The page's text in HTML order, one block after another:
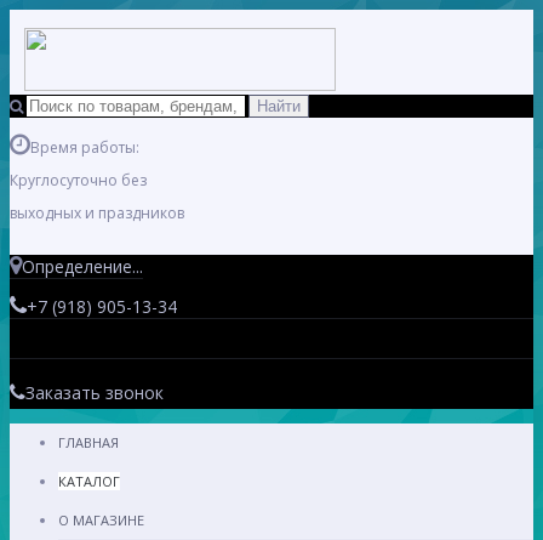
Время работы:
Круглосуточно без
выходных и праздников
Определение...
+7 (918) 905-13-34
Заказать звонок
ГЛАВНАЯ
КАТАЛОГ
О МАГАЗИНЕ